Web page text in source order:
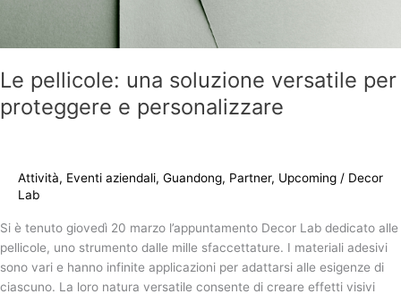
Le pellicole: una soluzione versatile per
proteggere e personalizzare
Attività, Eventi aziendali, Guandong, Partner, Upcoming / Decor
Lab
Si è tenuto giovedì 20 marzo l’appuntamento Decor Lab dedicato alle
pellicole, uno strumento dalle mille sfaccettature. I materiali adesivi
sono vari e hanno infinite applicazioni per adattarsi alle esigenze di
ciascuno. La loro natura versatile consente di creare effetti visivi